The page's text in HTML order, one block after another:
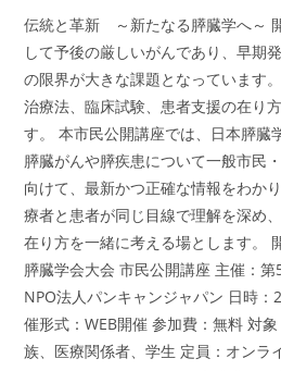
が
ん
を
見
逃
さ
な
い
た
め
に：
最
新
研
究
が
示
す
新
し
い
視
点」
伝統と革新 ～新たなる膵臓学へ～
して予後の厳しいがんであり、早期
の限界が大きな課題となっています
治療法、臨床試験、患者支援の在り
す。 本市民公開講座では、日本膵臓
膵臓がんや膵疾患について一般市民
向けて、最新かつ正確な情報をわか
療者と患者が同じ目線で理解を深め
在り方を一緒に考える場とします。
膵臓学会大会 市民公開講座 主催：第
NPO法人パンキャンジャパン 日時
催形式：WEB開催 参加費：無料 対
族、医療関係者、学生 定員：オンラ